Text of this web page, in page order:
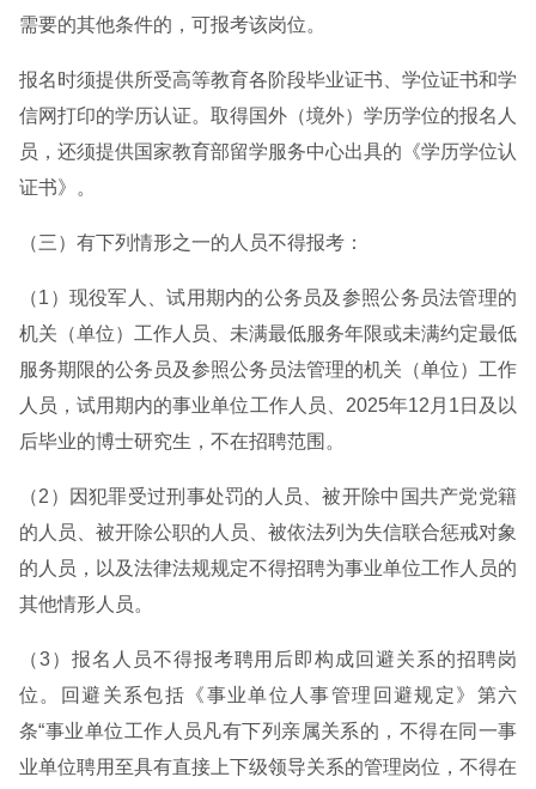
需要的其他条件的，可报考该岗位。
报名时须提供所受高等教育各阶段毕业证书、学位证书和学
信网打印的学历认证。取得国外（境外）学历学位的报名人
员，还须提供国家教育部留学服务中心出具的《学历学位认
证书》。
（三）有下列情形之一的人员不得报考：
（1）现役军人、试用期内的公务员及参照公务员法管理的
机关（单位）工作人员、未满最低服务年限或未满约定最低
服务期限的公务员及参照公务员法管理的机关（单位）工作
人员，试用期内的事业单位工作人员、2025年12月1日及以
后毕业的博士研究生，不在招聘范围。
（2）因犯罪受过刑事处罚的人员、被开除中国共产党党籍
的人员、被开除公职的人员、被依法列为失信联合惩戒对象
的人员，以及法律法规规定不得招聘为事业单位工作人员的
其他情形人员。
（3）报名人员不得报考聘用后即构成回避关系的招聘岗
位。回避关系包括《事业单位人事管理回避规定》第六
条“事业单位工作人员凡有下列亲属关系的，不得在同一事
业单位聘用至具有直接上下级领导关系的管理岗位，不得在